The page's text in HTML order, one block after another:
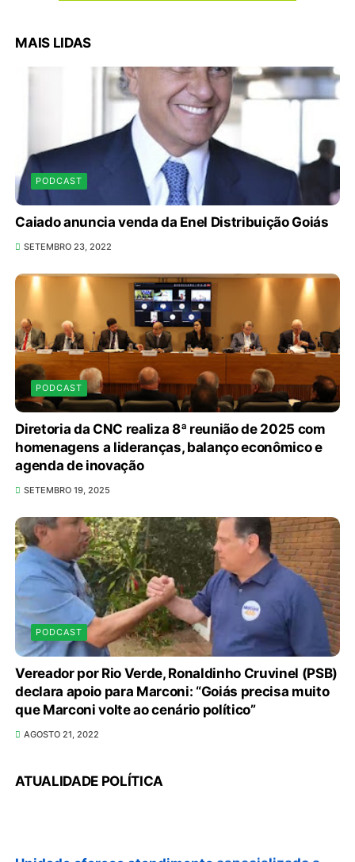
MAIS LIDAS
PODCAST
Caiado anuncia venda da Enel Distribuição Goiás
SETEMBRO 23, 2022
PODCAST
Diretoria da CNC realiza 8ª reunião de 2025 com
homenagens a lideranças, balanço econômico e
agenda de inovação
SETEMBRO 19, 2025
PODCAST
Vereador por Rio Verde, Ronaldinho Cruvinel (PSB)
declara apoio para Marconi: “Goiás precisa muito
que Marconi volte ao cenário político”
AGOSTO 21, 2022
ATUALIDADE POLÍTICA